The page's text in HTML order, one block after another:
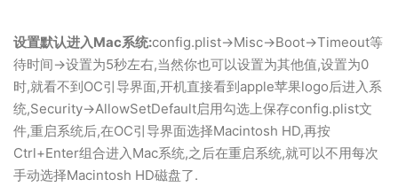
设置默认进入Mac系统:config.plist->Misc->Boot->Timeout等
待时间->设置为5秒左右,当然你也可以设置为其他值,设置为0
时,就看不到OC引导界面,开机直接看到apple苹果logo后进入系
统,Security->AllowSetDefault启用勾选上保存config.plist文
件,重启系统后,在OC引导界面选择Macintosh HD,再按
Ctrl+Enter组合进入Mac系统,之后在重启系统,就可以不用每次
手动选择Macintosh HD磁盘了.